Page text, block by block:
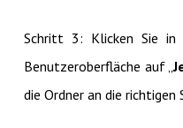
Schritt 3: Klicken Sie in
Benutzeroberfläche auf „
die Ordner an die